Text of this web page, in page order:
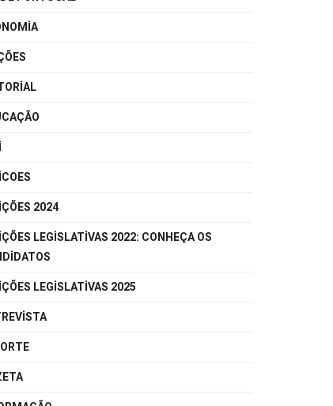
2024
LEGISLATIVAS 2022: CONHEÇA OS
LEGISLATIVAS 2025